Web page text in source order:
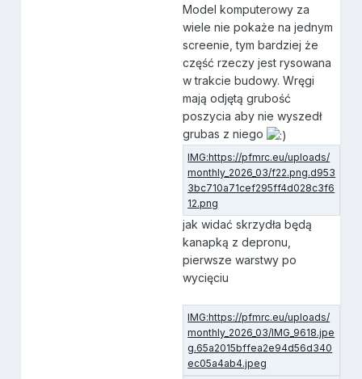
Model komputerowy za
wiele nie pokaże na jednym
screenie, tym bardziej że
część rzeczy jest rysowana
w trakcie budowy. Wręgi
mają odjętą grubość
poszycia aby nie wyszedł
grubas z niego
jak widać skrzydła będą
kanapką z depronu,
pierwsze warstwy po
wycięciu